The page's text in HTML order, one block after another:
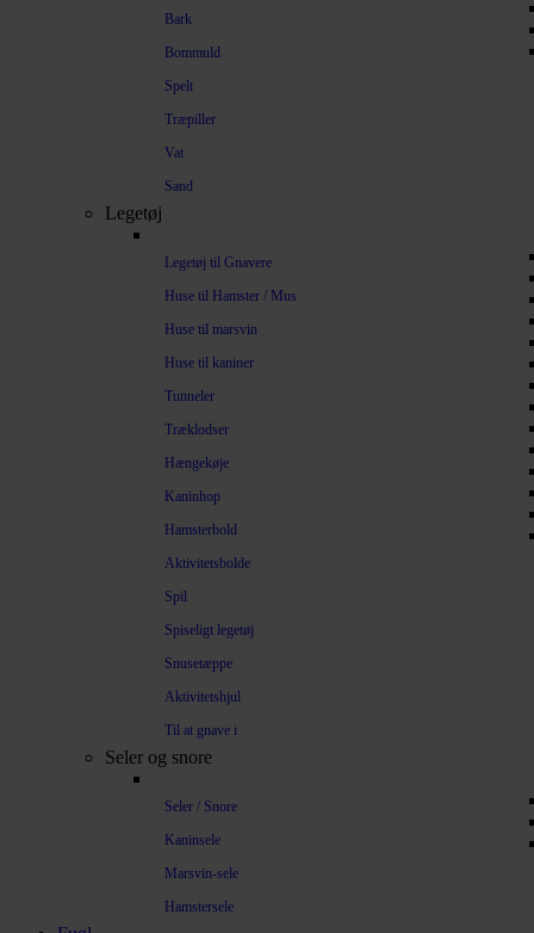
Bark
Bommuld
Spelt
Træpiller
Vat
Sand
Legetøj
Legetøj til Gnavere
Huse til Hamster / Mus
Huse til marsvin
Huse til kaniner
Tunneler
Træklodser
Hængekøje
Kaninhop
Hamsterbold
Aktivitetsbolde
Spil
Spiseligt legetøj
Snusetæppe
Aktivitetshjul
Til at gnave i
Seler og snore
Seler / Snore
Kaninsele
Marsvin-sele
Hamstersele